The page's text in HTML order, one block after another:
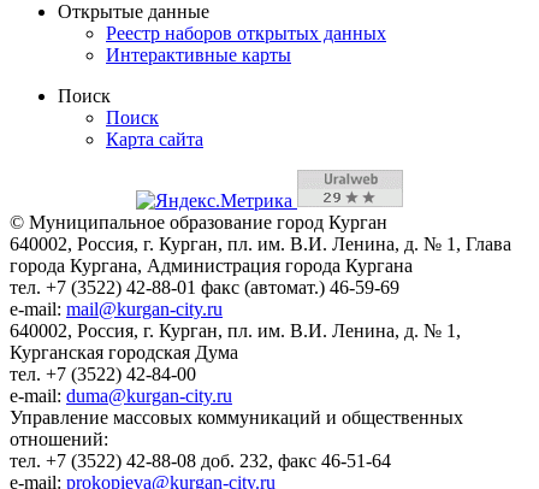
Открытые данные
Реестр наборов открытых данных
Интерактивные карты
Поиск
Поиск
Карта сайта
© Муниципальное образование город Курган
640002, Россия, г. Курган, пл. им. В.И. Ленина, д. № 1, Глава
города Кургана, Администрация города Кургана
тел. +7 (3522) 42-88-01 факс (автомат.) 46-59-69
e-mail: mail@kurgan-city.ru
640002, Россия, г. Курган, пл. им. В.И. Ленина, д. № 1,
Курганская городская Дума
тел. +7 (3522) 42-84-00
e-mail: duma@kurgan-city.ru
Управление массовых коммуникаций и общественных
отношений:
тел. +7 (3522) 42-88-08 доб. 232, факс 46-51-64
e-mail: prokopieva@kurgan-city.ru